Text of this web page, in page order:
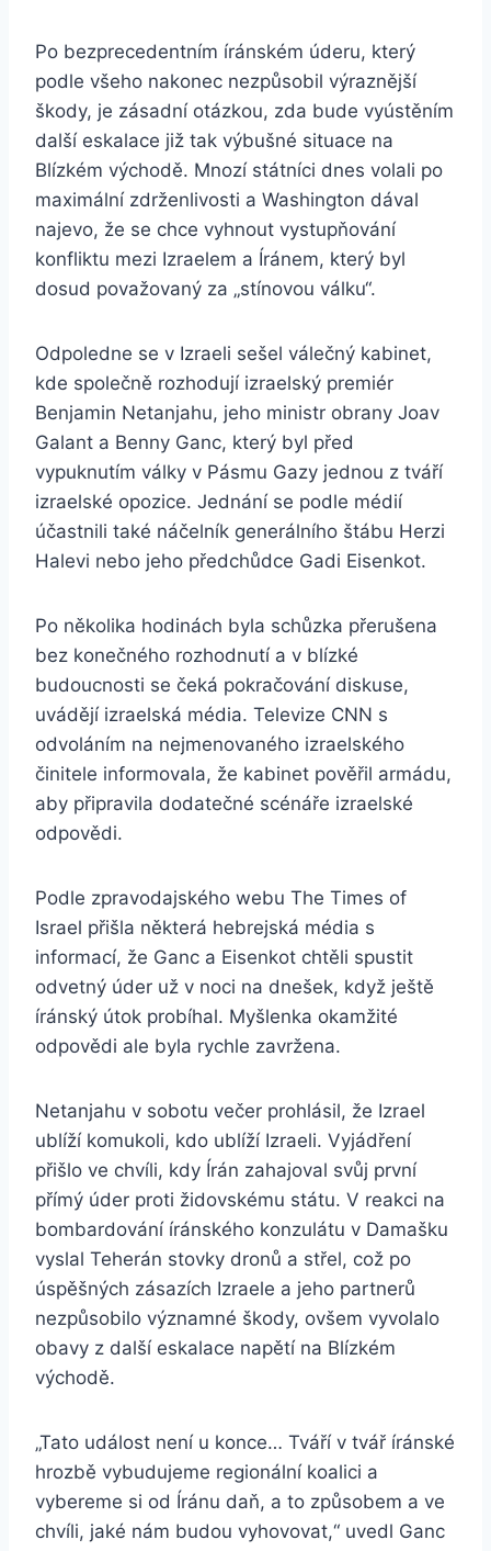
Po bezprecedentním íránském úderu, který
podle všeho nakonec nezpůsobil výraznější
škody, je zásadní otázkou, zda bude vyústěním
další eskalace již tak výbušné situace na
Blízkém východě. Mnozí státníci dnes volali po
maximální zdrženlivosti a Washington dával
najevo, že se chce vyhnout vystupňování
konfliktu mezi Izraelem a Íránem, který byl
dosud považovaný za „stínovou válku“.
Odpoledne se v Izraeli sešel válečný kabinet,
kde společně rozhodují izraelský premiér
Benjamin Netanjahu, jeho ministr obrany Joav
Galant a Benny Ganc, který byl před
vypuknutím války v Pásmu Gazy jednou z tváří
izraelské opozice. Jednání se podle médií
účastnili také náčelník generálního štábu Herzi
Halevi nebo jeho předchůdce Gadi Eisenkot.
Po několika hodinách byla schůzka přerušena
bez konečného rozhodnutí a v blízké
budoucnosti se čeká pokračování diskuse,
uvádějí izraelská média. Televize CNN s
odvoláním na nejmenovaného izraelského
činitele informovala, že kabinet pověřil armádu,
aby připravila dodatečné scénáře izraelské
odpovědi.
Podle zpravodajského webu The Times of
Israel přišla některá hebrejská média s
informací, že Ganc a Eisenkot chtěli spustit
odvetný úder už v noci na dnešek, když ještě
íránský útok probíhal. Myšlenka okamžité
odpovědi ale byla rychle zavržena.
Netanjahu v sobotu večer prohlásil, že Izrael
ublíží komukoli, kdo ublíží Izraeli. Vyjádření
přišlo ve chvíli, kdy Írán zahajoval svůj první
přímý úder proti židovskému státu. V reakci na
bombardování íránského konzulátu v Damašku
vyslal Teherán stovky dronů a střel, což po
úspěšných zásazích Izraele a jeho partnerů
nezpůsobilo významné škody, ovšem vyvolalo
obavy z další eskalace napětí na Blízkém
východě.
„Tato událost není u konce… Tváří v tvář íránské
hrozbě vybudujeme regionální koalici a
vybereme si od Íránu daň, a to způsobem a ve
chvíli, jaké nám budou vyhovovat,“ uvedl Ganc